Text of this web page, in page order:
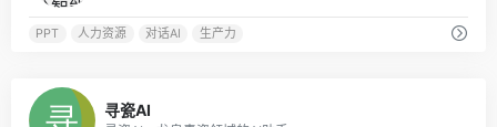
PPT 人力资源 对话AI 生产力
寻瓷AI